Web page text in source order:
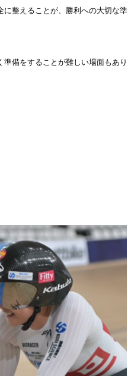
整えることが、勝利への大切な準
備をすることが難しい場面もあり